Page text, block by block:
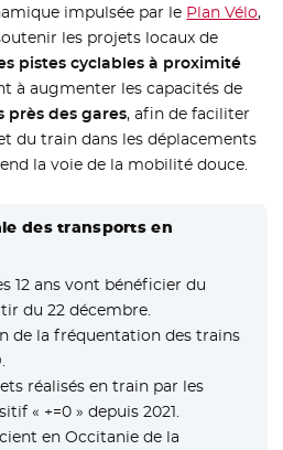
impulsée par le Plan Vélo,
les projets locaux de
pistes cyclables à proximité
à augmenter les capacités de
près des gares, afin de faciliter
du train dans les déplacements
la voie de la mobilité douce.
des transports en
12 ans vont bénéficier du
du 22 décembre.
de la fréquentation des trains
réalisés en train par les
« +=0 » depuis 2021.
en Occitanie de la